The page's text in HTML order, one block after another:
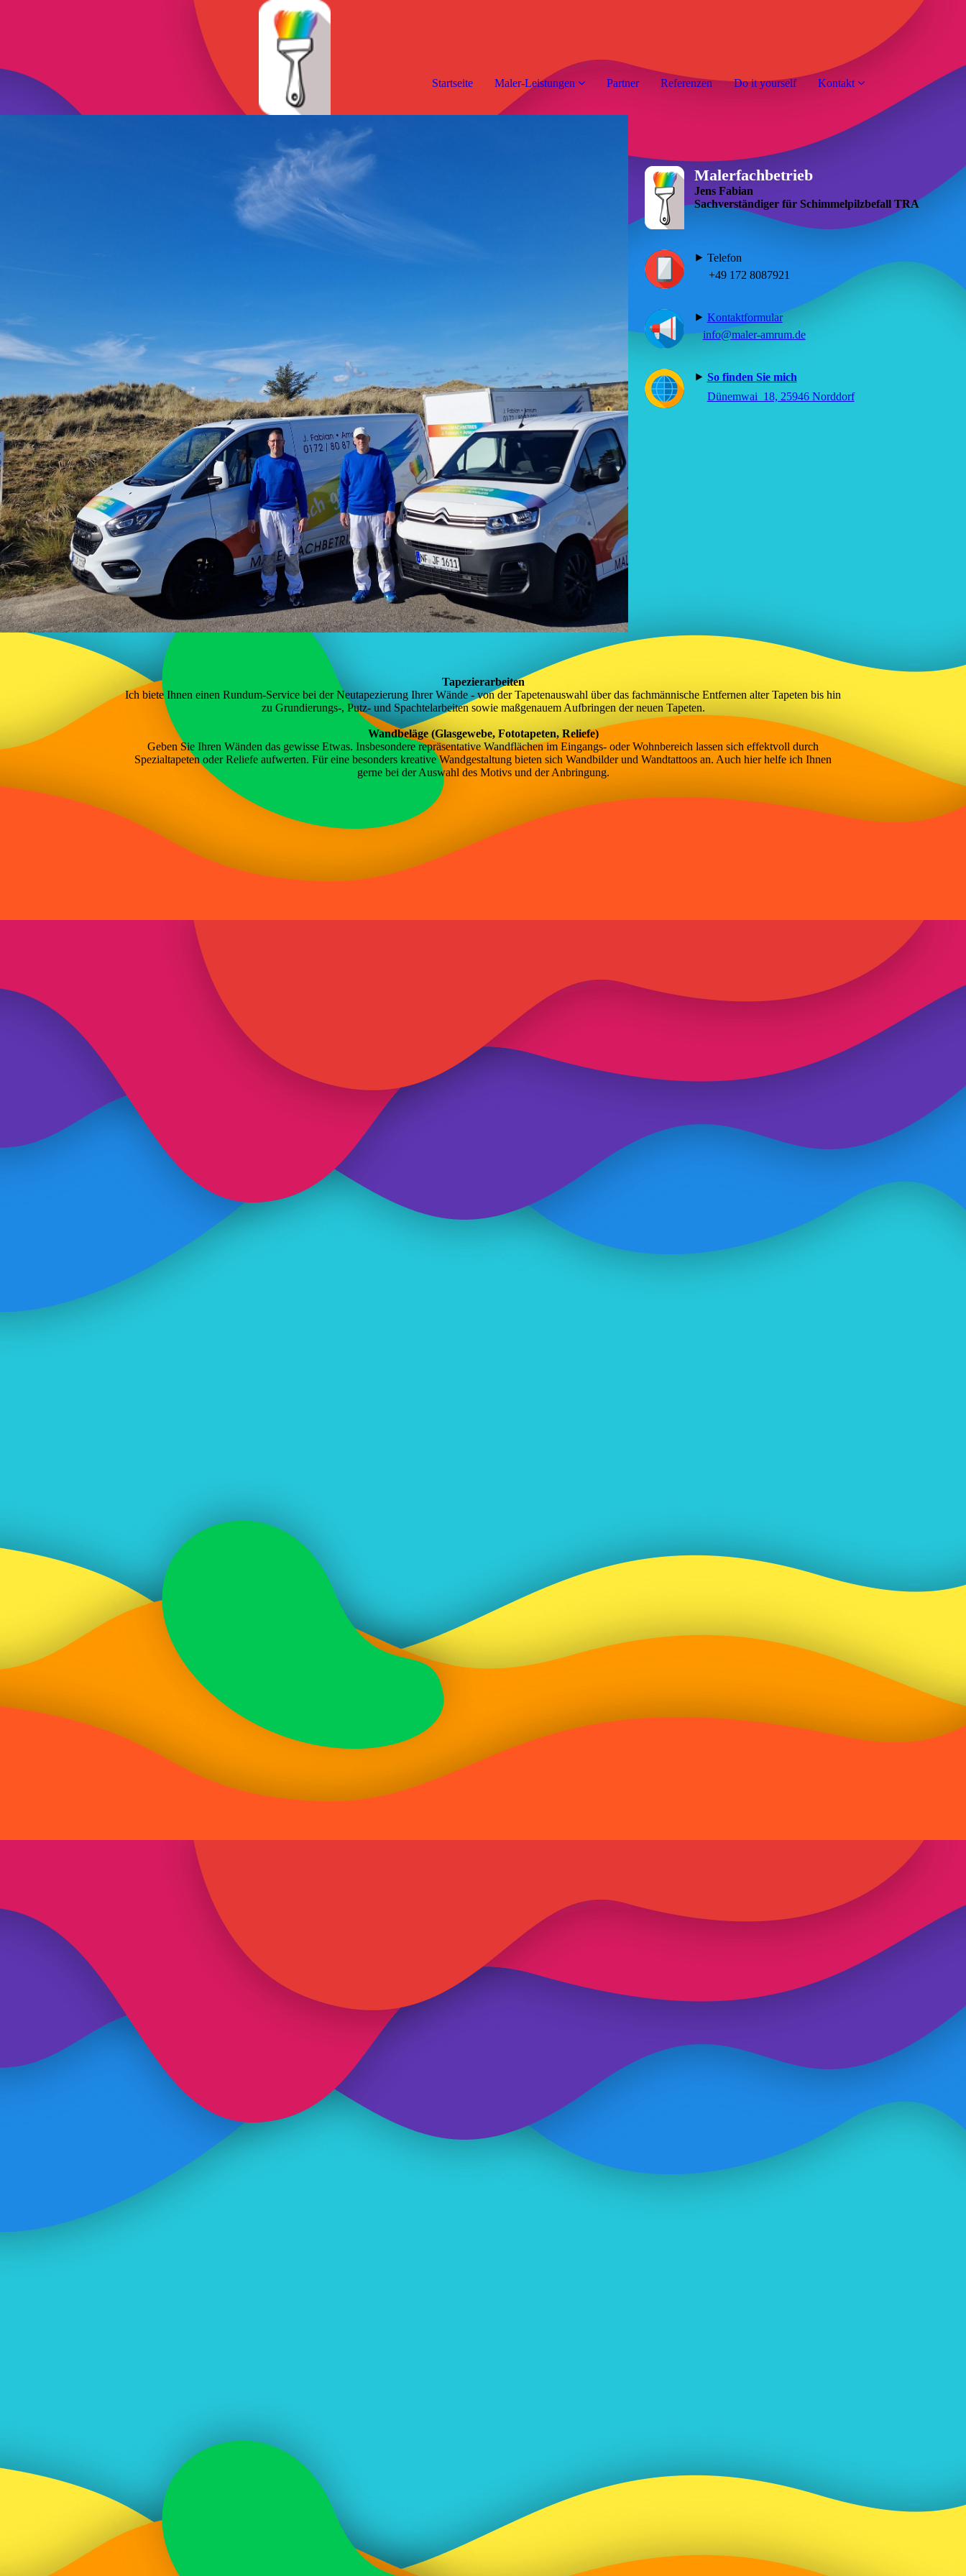
Startseite Maler-Leistungen Partner Referenzen Do it yourself Kontakt
Malerfachbetrieb
Jens Fabian
Sachverständiger für Schimmelpilzbefall TRA
⯈ Telefon
+49 172 8087921
⯈ Kontaktformular
info@maler-amrum.de
⯈ So finden Sie mich
Dünemwai 18, 25946 Norddorf
Tapezierarbeiten
Ich biete Ihnen einen Rundum-Service bei der Neutapezierung Ihrer Wände - von der Tapetenauswahl über das fachmännische Entfernen alter Tapeten bis hin
zu Grundierungs-, Putz- und Spachtelarbeiten sowie maßgenauem Aufbringen der neuen Tapeten.
Wandbeläge (Glasgewebe, Fototapeten, Reliefe)
Geben Sie Ihren Wänden das gewisse Etwas. Insbesondere repräsentative Wandflächen im Eingangs- oder Wohnbereich lassen sich effektvoll durch
Spezialtapeten oder Reliefe aufwerten. Für eine besonders kreative Wandgestaltung bieten sich Wandbilder und Wandtattoos an. Auch hier helfe ich Ihnen
gerne bei der Auswahl des Motivs und der Anbringung.